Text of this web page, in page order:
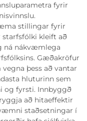
fyrir
stillingar fyrir
kleift að
ná nákvæmlega
Gæðakröfur
þess að vantar
hluturinn sem
og fyrsti. Innbyggð
að hitaeffektir
staðsetningar í